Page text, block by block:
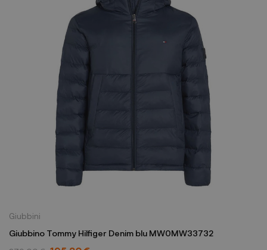
Giubbini
Giubbino Tommy Hilfiger Denim blu MW0MW33732